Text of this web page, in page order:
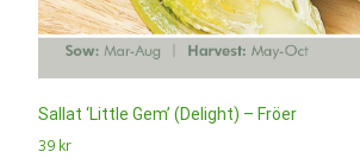
Sallat ‘Little Gem’ (Delight) – Fröer
39 kr